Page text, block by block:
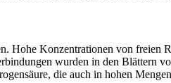
Hohe Konzentrationen von freien
wurden in den Blättern
die auch in hohen